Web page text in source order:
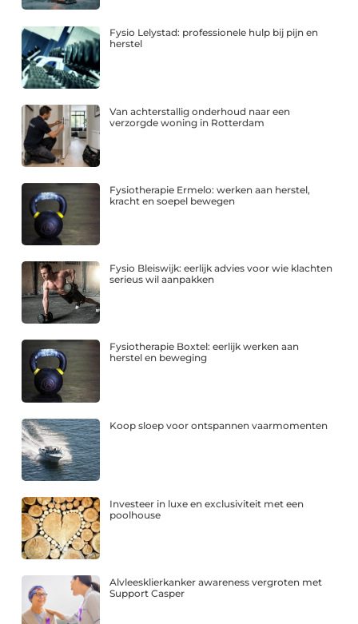
Fysio Lelystad: professionele hulp bij pijn en
herstel
Van achterstallig onderhoud naar een
verzorgde woning in Rotterdam
Fysiotherapie Ermelo: werken aan herstel,
kracht en soepel bewegen
Fysio Bleiswijk: eerlijk advies voor wie klachten
serieus wil aanpakken
Fysiotherapie Boxtel: eerlijk werken aan
herstel en beweging
Koop sloep voor ontspannen vaarmomenten
Investeer in luxe en exclusiviteit met een
poolhouse
Alvleesklierkanker awareness vergroten met
Support Casper